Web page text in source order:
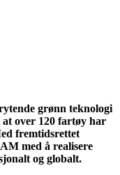
grønn teknologi
over 120 fartøy har
fremtidsrettet
med å realisere
og globalt.